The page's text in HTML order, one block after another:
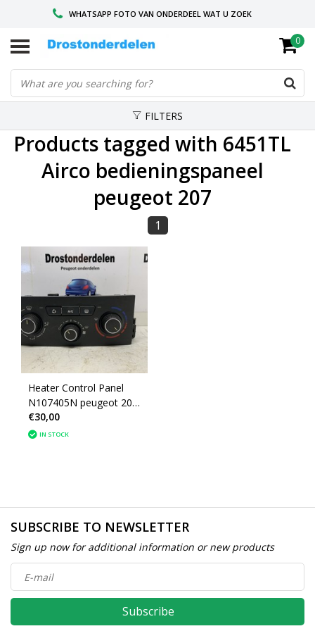
WHATSAPP FOTO VAN ONDERDEEL WAT U ZOEK
VOOR 16.00 BESTELD, VANDAAG VERZONDEN
GESPECIALISEERD PEUGEOT
0
FILTERS
Products tagged with 6451TL
Airco bedieningspaneel
peugeot 207
1
Heater Control Panel
N107405N peugeot 207
(6451TL)
€30,00
IN STOCK
SUBSCRIBE TO NEWSLETTER
Sign up now for additional information or new products
Subscribe